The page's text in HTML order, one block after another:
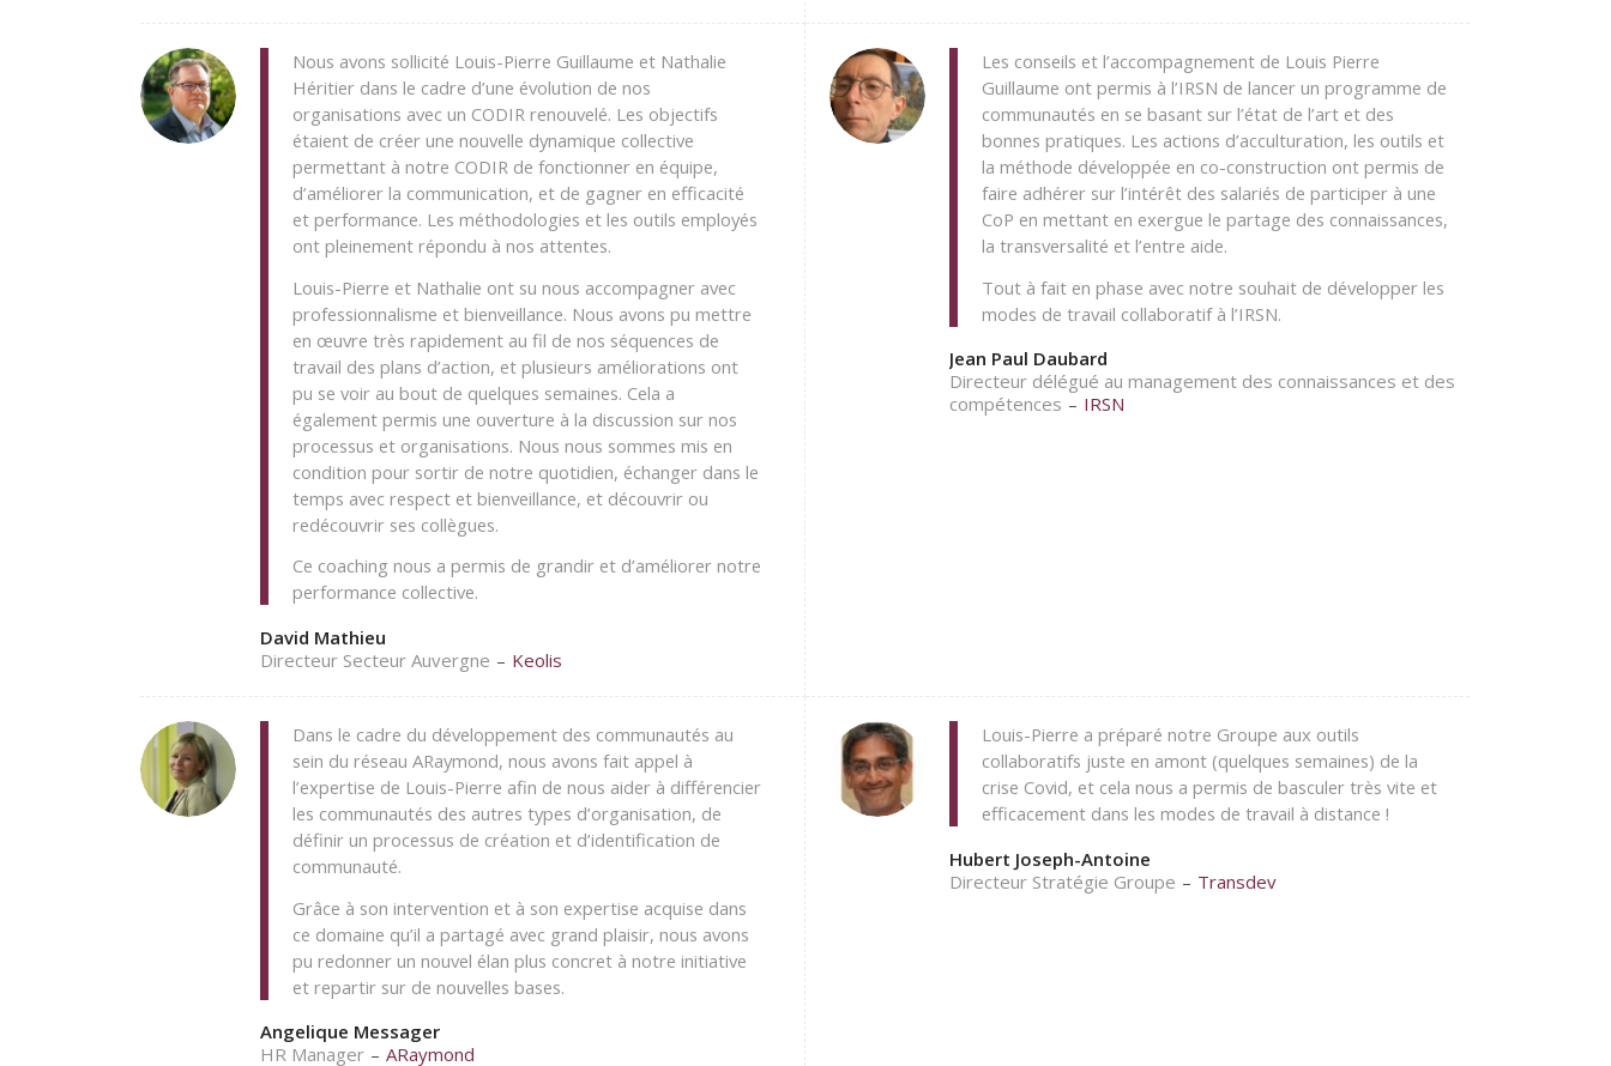
Nous avons sollicité Louis-Pierre Guillaume et Nathalie
Héritier dans le cadre d’une évolution de nos
organisations avec un CODIR renouvelé. Les objectifs
étaient de créer une nouvelle dynamique collective
permettant à notre CODIR de fonctionner en équipe,
d’améliorer la communication, et de gagner en efficacité
et performance. Les méthodologies et les outils employés
ont pleinement répondu à nos attentes.
Louis-Pierre et Nathalie ont su nous accompagner avec
professionnalisme et bienveillance. Nous avons pu mettre
en œuvre très rapidement au fil de nos séquences de
travail des plans d’action, et plusieurs améliorations ont
pu se voir au bout de quelques semaines. Cela a
également permis une ouverture à la discussion sur nos
processus et organisations. Nous nous sommes mis en
condition pour sortir de notre quotidien, échanger dans le
temps avec respect et bienveillance, et découvrir ou
redécouvrir ses collègues.
Ce coaching nous a permis de grandir et d’améliorer notre
performance collective.
David Mathieu
Directeur Secteur Auvergne – Keolis
Les conseils et l’accompagnement de Louis Pierre
Guillaume ont permis à l’IRSN de lancer un programme de
communautés en se basant sur l’état de l’art et des
bonnes pratiques. Les actions d’acculturation, les outils et
la méthode développée en co-construction ont permis de
faire adhérer sur l’intérêt des salariés de participer à une
CoP en mettant en exergue le partage des connaissances,
la transversalité et l’entre aide.
Tout à fait en phase avec notre souhait de développer les
modes de travail collaboratif à l’IRSN.
Jean Paul Daubard
Directeur délégué au management des connaissances et des
compétences – IRSN
Dans le cadre du développement des communautés au
sein du réseau ARaymond, nous avons fait appel à
l’expertise de Louis-Pierre afin de nous aider à différencier
les communautés des autres types d’organisation, de
définir un processus de création et d’identification de
communauté.
Grâce à son intervention et à son expertise acquise dans
ce domaine qu’il a partagé avec grand plaisir, nous avons
pu redonner un nouvel élan plus concret à notre initiative
et repartir sur de nouvelles bases.
Angelique Messager
HR Manager – ARaymond
Louis-Pierre a préparé notre Groupe aux outils
collaboratifs juste en amont (quelques semaines) de la
crise Covid, et cela nous a permis de basculer très vite et
efficacement dans les modes de travail à distance !
Hubert Joseph-Antoine
Directeur Stratégie Groupe – Transdev